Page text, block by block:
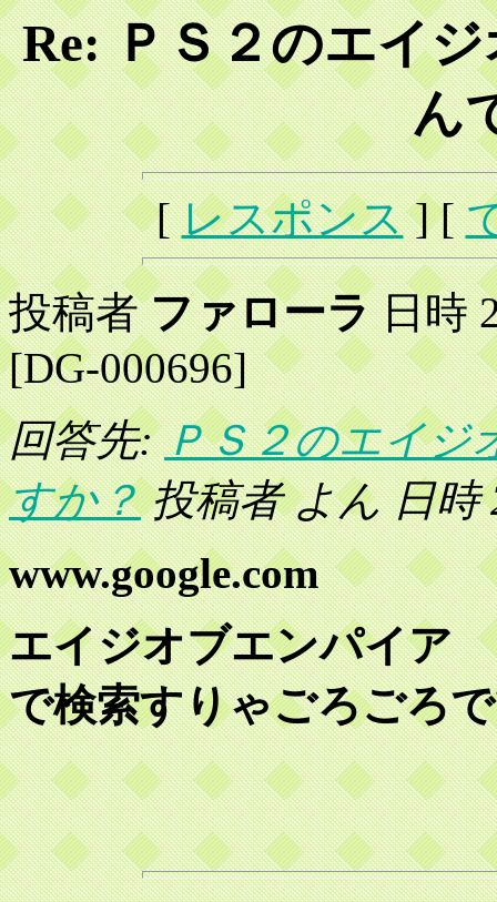
Re: ＰＳ２のエイ
ん
[レスポンス] [
投稿者ファローラ日時
[DG-000696]
回答先:ＰＳ２のエイジ
すか？投稿者 よん 日時
www.google.com
エイジオブエンパイ
で検索すりゃごろごろ